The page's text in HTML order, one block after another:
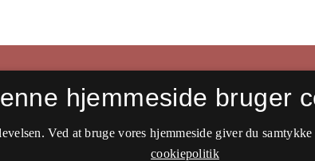
hjemmeside bruger
Ved at bruge vores hjemmeside giver du
cookiepolitik